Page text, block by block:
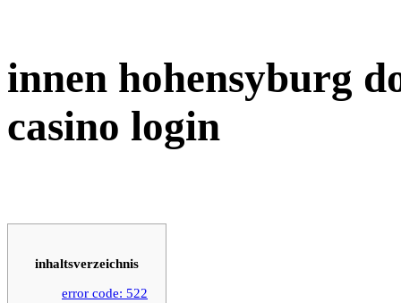
innen hohensyburg
casino login
inhaltsverzeichnis
error code: 522